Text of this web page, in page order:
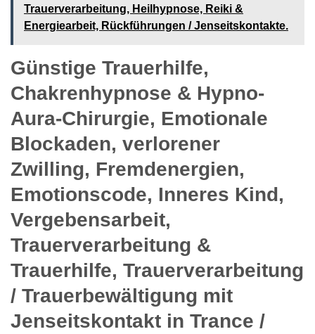
Trauerverarbeitung, Heilhypnose, Reiki &
Energiearbeit, Rückführungen / Jenseitskontakte.
Günstige Trauerhilfe,
Chakrenhypnose & Hypno-
Aura-Chirurgie, Emotionale
Blockaden, verlorener
Zwilling, Fremdenergien,
Emotionscode, Inneres Kind,
Vergebensarbeit,
Trauerverarbeitung &
Trauerhilfe, Trauerverarbeitung
/ Trauerbewältigung mit
Jenseitskontakt in Trance /